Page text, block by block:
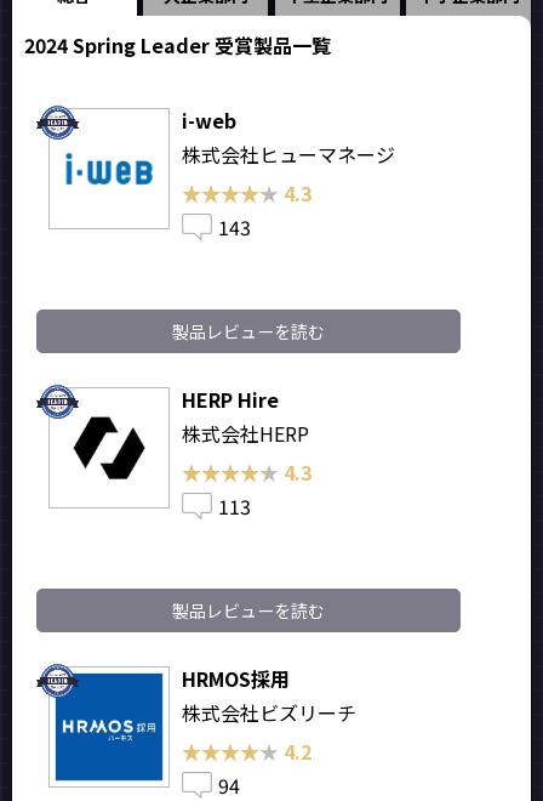
2024 Spring Leader 受賞製品一覧
i-web
株式会社ヒューマネージ
★★★★★
★★★★★ 4.3
143
製品レビューを読む
HERP Hire
株式会社HERP
★★★★★
★★★★★ 4.3
113
製品レビューを読む
HRMOS採用
株式会社ビズリーチ
★★★★★
★★★★★ 4.2
94